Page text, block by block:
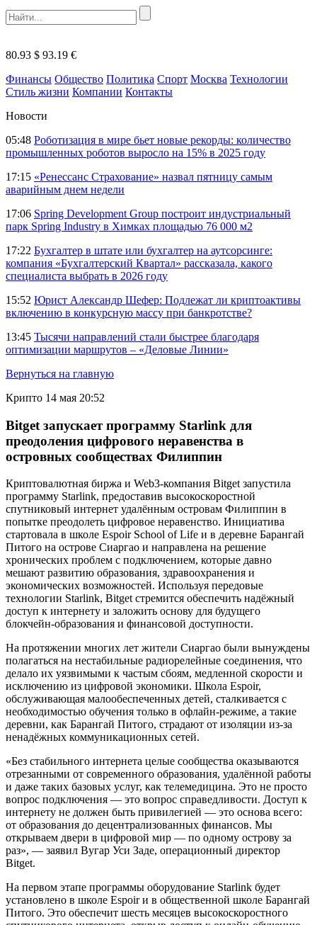
80.93 $ 93.19 €
Финансы Общество Политика Спорт Москва Технологии
Стиль жизни Компании Контакты
Новости
05:48 Роботизация в мире бьет новые рекорды: количество
промышленных роботов выросло на 15% в 2025 году
17:15 «Ренессанс Страхование» назвал пятницу самым
аварийным днем недели
17:06 Spring Development Group построит индустриальный
парк Spring Industry в Химках площадью 76 000 м2
17:22 Бухгалтер в штате или бухгалтер на аутсорсинге:
компания «Бухгалтерский Квартал» рассказала, какого
специалиста выбрать в 2026 году
15:52 Юрист Александр Шефер: Подлежат ли криптоактивы
включению в конкурсную массу при банкротстве?
13:45 Тысячи направлений стали быстрее благодаря
оптимизации маршрутов – «Деловые Линии»
Вернуться на главную
Крипто 14 мая 20:52
Bitget запускает программу Starlink для
преодоления цифрового неравенства в
островных сообществах Филиппин
Криптовалютная биржа и Web3-компания Bitget запустила
программу Starlink, предоставив высокоскоростной
спутниковый интернет удалённым островам Филиппин в
попытке преодолеть цифровое неравенство. Инициатива
стартовала в школе Espoir School of Life и в деревне Барангай
Питого на острове Сиаргао и направлена на решение
хронических проблем с подключением, которые давно
мешают развитию образования, здравоохранения и
экономических возможностей. Используя передовые
технологии Starlink, Bitget стремится обеспечить надёжный
доступ к интернету и заложить основу для будущего
блокчейн-образования и финансовой доступности.
На протяжении многих лет жители Сиаргао были вынуждены
полагаться на нестабильные радиорелейные соединения, что
делало их уязвимыми к частым сбоям, медленной скорости и
исключению из цифровой экономики. Школа Espoir,
обслуживающая малообеспеченных детей, сталкивается с
необходимостью обучения только в офлайн-режиме, а такие
деревни, как Барангай Питого, страдают от изоляции из-за
ненадёжных коммуникационных сетей.
«Без стабильного интернета целые сообщества оказываются
отрезанными от современного образования, удалённой работы
и даже таких базовых услуг, как телемедицина. Это не просто
вопрос подключения — это вопрос справедливости. Доступ к
интернету не должен быть привилегией — это основа всего:
от образования до децентрализованных финансов. Мы
открываем двери в цифровой мир — по одному острову за
раз», — заявил Вугар Уси Заде, операционный директор
Bitget.
На первом этапе программы оборудование Starlink будет
установлено в школе Espoir и в общественной школе Барангай
Питого. Это обеспечит шесть месяцев высокоскоростного